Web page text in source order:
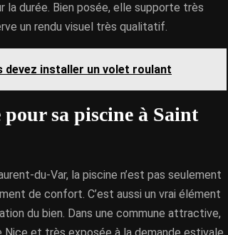
la durée. Bien posée, elle supporte très
un rendu visuel très qualitatif.
devez installer un volet roulant
sa piscine à Saint
du-Var, la piscine n’est pas seulement
de confort. C’est aussi un vrai élément
du bien. Dans une commune attractive,